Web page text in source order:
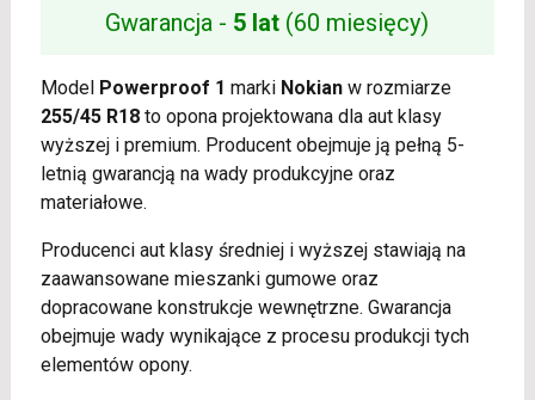
Gwarancja - 5 lat (60 miesięcy)
Model Powerproof 1 marki Nokianw rozmiarze
255/45 R18to opona projektowana dla aut klasy
wyższej i premium. Producent obejmuje ją pełną 5-
letnią gwarancją na wady produkcyjne oraz
materiałowe.
Producenci aut klasy średniej i wyższej stawiają na
zaawansowane mieszanki gumowe oraz
dopracowane konstrukcje wewnętrzne. Gwarancja
obejmuje wady wynikające z procesu produkcji tych
elementów opony.